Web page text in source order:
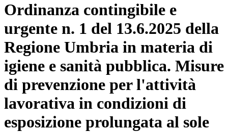
Ordinanza contingibile e
urgente n. 1 del 13.6.2025 della
Regione Umbria in materia di
igiene e sanità pubblica. Misure
di prevenzione per l'attività
lavorativa in condizioni di
esposizione prolungata al sole